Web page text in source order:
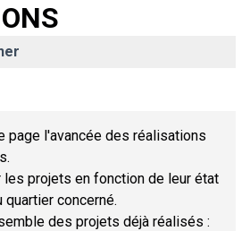
page l'avancée des réalisations
projets en fonction de leur état
quartier concerné.
des projets déjà réalisés :